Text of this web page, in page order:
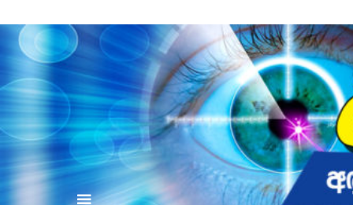
to
contentvinivida.lk